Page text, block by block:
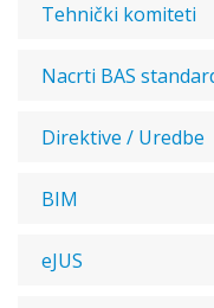
Tehnički komiteti
Nacrti BAS
Direktive / Uredbe
BIM
eJUS